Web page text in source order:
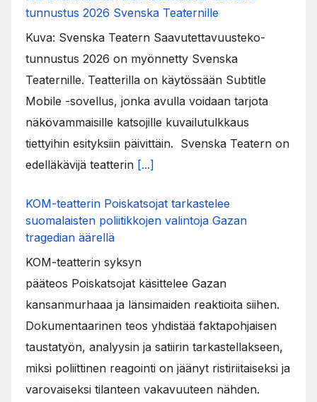
tunnustus 2026 Svenska Teaternille
Kuva: Svenska Teatern Saavutettavuusteko-
tunnustus 2026 on myönnetty Svenska
Teaternille. Teatterilla on käytössään Subtitle
Mobile -sovellus, jonka avulla voidaan tarjota
näkövammaisille katsojille kuvailutulkkaus
tiettyihin esityksiin päivittäin. Svenska Teatern on
edelläkävijä teatterin [...]
KOM-teatterin Poiskatsojat tarkastelee
suomalaisten poliitikkojen valintoja Gazan
tragedian äärellä
KOM-teatterin syksyn
pääteos Poiskatsojat käsittelee Gazan
kansanmurhaaa ja länsimaiden reaktioita siihen.
Dokumentaarinen teos yhdistää faktapohjaisen
taustatyön, analyysin ja satiirin tarkastellakseen,
miksi poliittinen reagointi on jäänyt ristiriitaiseksi ja
varovaiseksi tilanteen vakavuuteen nähden.